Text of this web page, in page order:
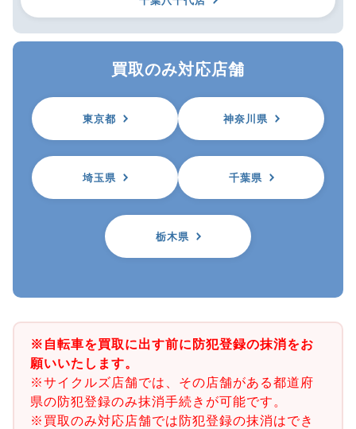
買取のみ対応店舗
東京都 神奈川県
埼玉県 千葉県
栃木県
※自転車を買取に出す前に防犯登録の抹消をお
願いいたします。
※サイクルズ店舗では、その店舗がある都道府
県の防犯登録のみ抹消手続きが可能です。
※買取のみ対応店舗では防犯登録の抹消はでき